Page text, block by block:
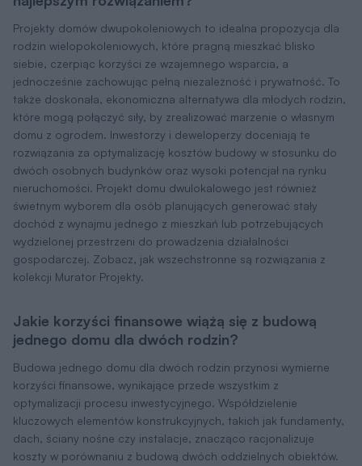
Projekty domów dwupokoleniowych to idealna propozycja dla
rodzin wielopokoleniowych, które pragną mieszkać blisko
siebie, czerpiąc korzyści ze wzajemnego wsparcia, a
jednocześnie zachowując pełną niezależność i prywatność. To
także doskonała, ekonomiczna alternatywa dla młodych rodzin,
które mogą połączyć siły, by zrealizować marzenie o własnym
domu z ogrodem. Inwestorzy i deweloperzy doceniają te
rozwiązania za optymalizację kosztów budowy w stosunku do
dwóch osobnych budynków oraz wysoki potencjał na rynku
nieruchomości. Projekt domu dwulokalowego jest również
świetnym wyborem dla osób planujących generować stały
dochód z wynajmu jednego z mieszkań lub potrzebujących
wydzielonej przestrzeni do prowadzenia działalności
gospodarczej. Zobacz, jak wszechstronne są rozwiązania z
kolekcji Murator Projekty.
Jakie korzyści finansowe wiążą się z budową
jednego domu dla dwóch rodzin?
Budowa jednego domu dla dwóch rodzin przynosi wymierne
korzyści finansowe, wynikające przede wszystkim z
optymalizacji procesu inwestycyjnego. Współdzielenie
kluczowych elementów konstrukcyjnych, takich jak fundamenty,
dach, ściany nośne czy instalacje, znacząco racjonalizuje
koszty w porównaniu z budową dwóch oddzielnych obiektów.